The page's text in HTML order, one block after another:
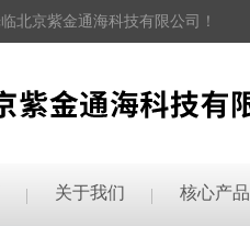
北京紫金通海科技有限公司！
关于我们 核心产品